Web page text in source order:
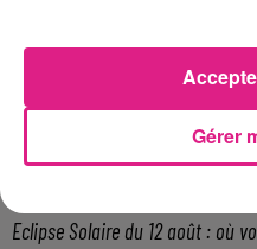
Casting de Woof : l'Euro-
Officiel : Gauthier Hein quitte le
Officiel : le lac de Madine
4 août 2026
Eclipse Solaire du 12 août : où
Gérer